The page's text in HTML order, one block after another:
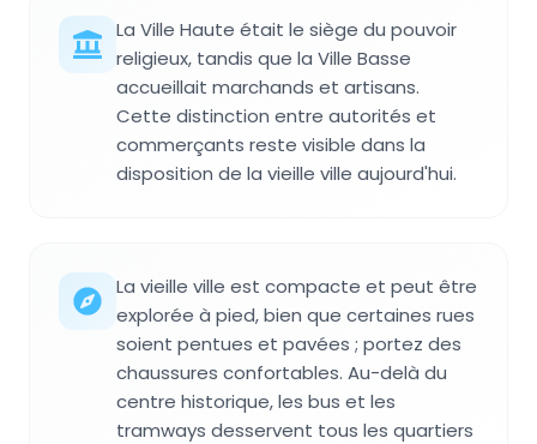
La Ville Haute était le siège du pouvoir
religieux, tandis que la Ville Basse
accueillait marchands et artisans.
Cette distinction entre autorités et
commerçants reste visible dans la
disposition de la vieille ville aujourd'hui.
La vieille ville est compacte et peut être
explorée à pied, bien que certaines rues
soient pentues et pavées ; portez des
chaussures confortables. Au-delà du
centre historique, les bus et les
tramways desservent tous les quartiers